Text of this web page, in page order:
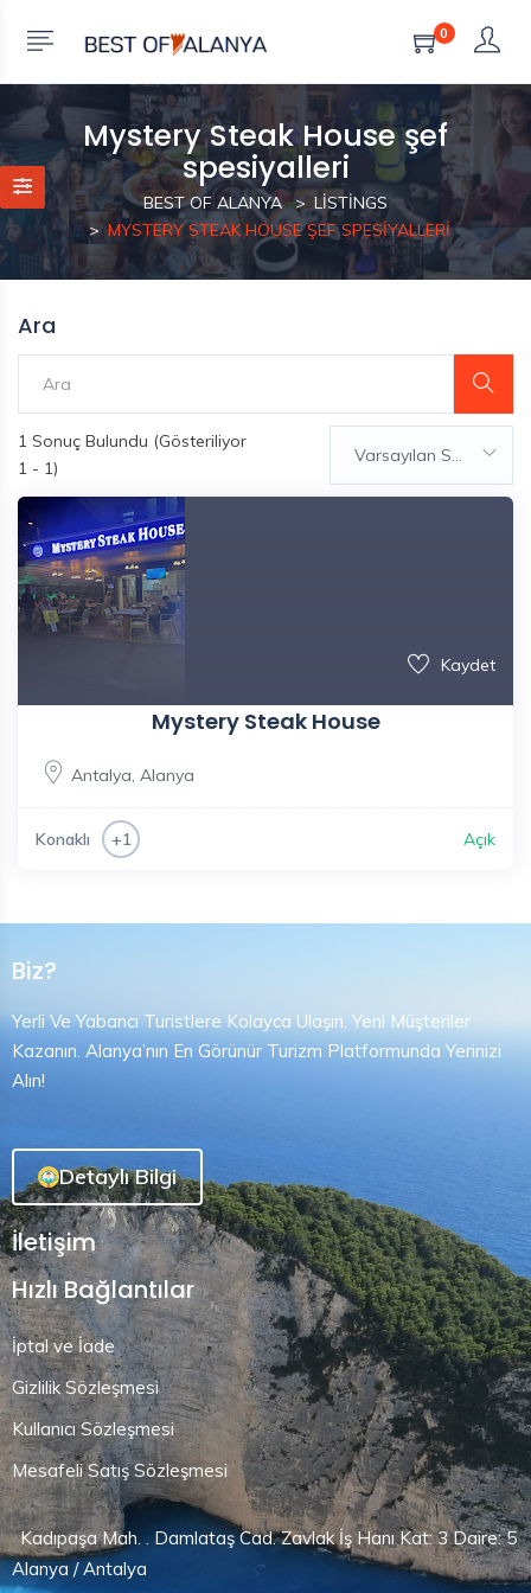
0
Mystery Steak House şef
spesiyalleri
BEST OF ALANYA
LISTINGS
MYSTERY STEAK HOUSE ŞEF SPESIYALLERI
Ara
1 Sonuç Bulundu (Gösteriliyor
1 - 1)
Varsayılan Sıralama
Kaydet
Mystery Steak House
Antalya, Alanya
Konaklı +1 Açık
Biz?
Yerli Ve Yabancı Turistlere Kolayca Ulaşın, Yeni Müşteriler
Kazanın. Alanya’nın En Görünür Turizm Platformunda Yerinizi
Alın!
Detaylı Bilgi
İletişim
Hızlı Bağlantılar
İptal ve İade
Gizlilik Sözleşmesi
Kullanıcı Sözleşmesi
Mesafeli Satış Sözleşmesi
Kadıpaşa Mah. . Damlataş Cad. Zavlak İş Hanı Kat: 3 Daire: 5
Alanya / Antalya